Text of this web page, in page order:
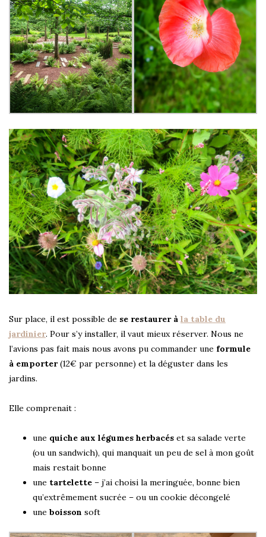
Sur place, il est possible de se restaurer à la table du
jardinier. Pour s’y installer, il vaut mieux réserver. Nous ne
l’avions pas fait mais nous avons pu commander une formule
à emporter(12€ par personne) et la déguster dans les
jardins.
Elle comprenait :
une quiche aux légumes herbacés et sa salade verte
(ou un sandwich), qui manquait un peu de sel à mon goût
mais restait bonne
une tartelette – j’ai choisi la meringuée, bonne bien
qu’extrêmement sucrée – ou un cookie décongelé
une boisson soft